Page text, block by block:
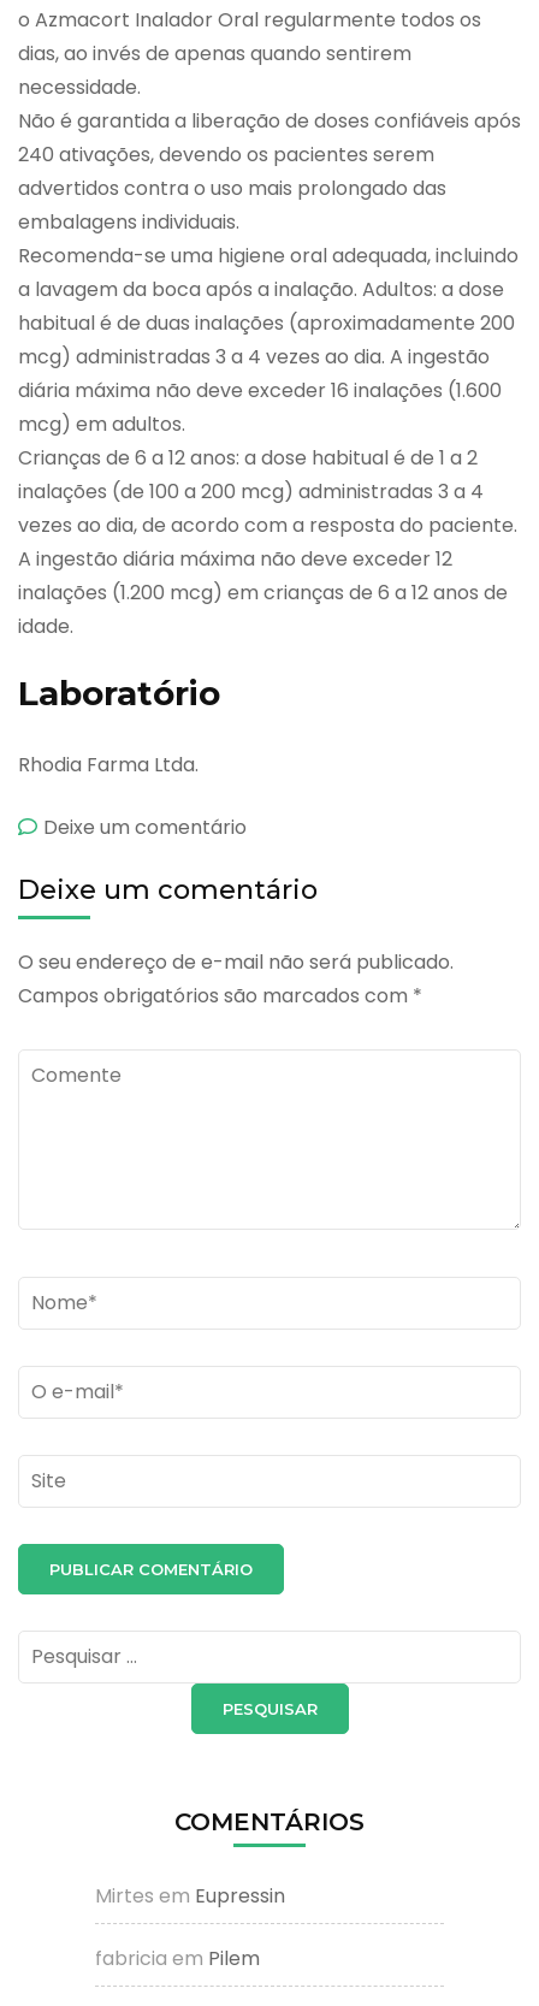
o Azmacort Inalador Oral regularmente todos os
dias, ao invés de apenas quando sentirem
necessidade.
Não é garantida a liberação de doses confiáveis após
240 ativações, devendo os pacientes serem
advertidos contra o uso mais prolongado das
embalagens individuais.
Recomenda-se uma higiene oral adequada, incluindo
a lavagem da boca após a inalação. Adultos: a dose
habitual é de duas inalações (aproximadamente 200
mcg) administradas 3 a 4 vezes ao dia. A ingestão
diária máxima não deve exceder 16 inalações (1.600
mcg) em adultos.
Crianças de 6 a 12 anos: a dose habitual é de 1 a 2
inalações (de 100 a 200 mcg) administradas 3 a 4
vezes ao dia, de acordo com a resposta do paciente.
A ingestão diária máxima não deve exceder 12
inalações (1.200 mcg) em crianças de 6 a 12 anos de
idade.
Laboratório
Rhodia Farma Ltda.
Deixe um comentário
Deixe um comentário
O seu endereço de e-mail não será publicado.
Campos obrigatórios são marcados com *
Comente
Name*
Email *
Site
Pesquisar
por:
COMENTÁRIOS
Mirtes em Eupressin
fabricia em Pilem